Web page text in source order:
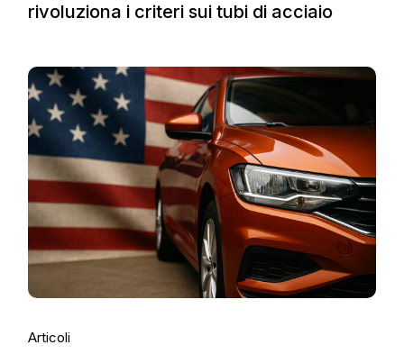
rivoluziona i criteri sui tubi di acciaio
Articoli